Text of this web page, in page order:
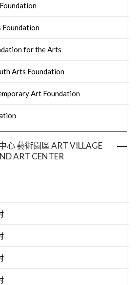
Foundation
for the Arts
Arts Foundation
Art Foundation
心 藝術園區 ART VILLAGE
ART CENTER